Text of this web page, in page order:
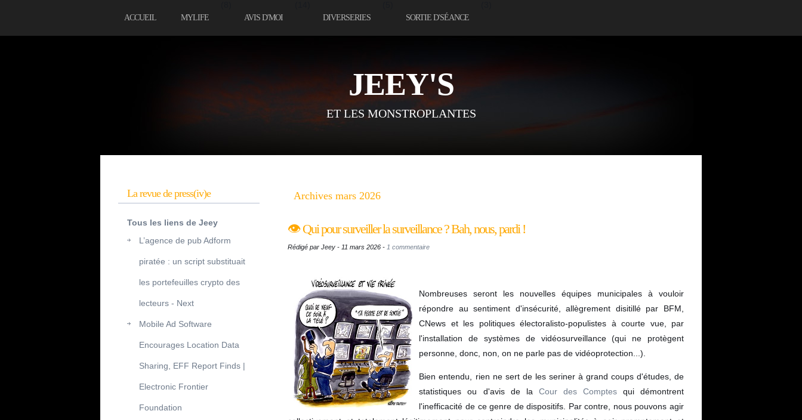
ACCUEIL MYLIFE AVIS D'MOI DIVERSERIES SORTIE D'SÉANCE
JEEY'S
ET LES MONSTROPLANTES
Archives mars 2026
👁️ Qui pour surveiller la surveillance ? Bah, nous, pardi !
Rédigé par Jeey - 11 mars 2026 - 1 commentaire
Nombreuses seront les nouvelles équipes municipales à vouloir
répondre au sentiment d'insécurité, allègrement disitillé par BFM,
CNews et les politiques électoralisto-populistes à courte vue, par
l'installation de systèmes de vidéosurveillance (qui ne protègent
personne, donc, non, on ne parle pas de vidéoprotection...).
Bien entendu, rien ne sert de les seriner à grand coups d'études, de
statistiques ou d'avis de la Cour des Comptesqui démontrent
l'inefficacité de ce genre de dispositifs. Par contre, nous pouvons agir
La revue de press(iv)e
Tous les liens de Jeey
L’agence de pub Adform
piratée : un script substituait
les portefeuilles crypto des
lecteurs - Next
Mobile Ad Software
Encourages Location Data
Sharing, EFF Report Finds |
Electronic Frontier
Foundation